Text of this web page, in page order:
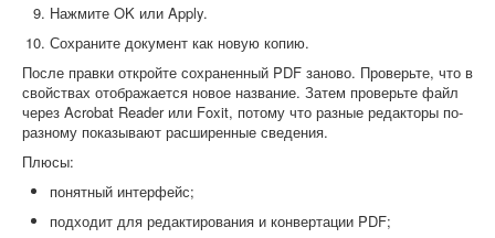
Нажмите OK или Apply.
Сохраните документ как новую копию.
После правки откройте сохраненный PDF заново. Проверьте, что в
свойствах отображается новое название. Затем проверьте файл
через Acrobat Reader или Foxit, потому что разные редакторы по-
разному показывают расширенные сведения.
Плюсы:
понятный интерфейс;
подходит для редактирования и конвертации PDF;